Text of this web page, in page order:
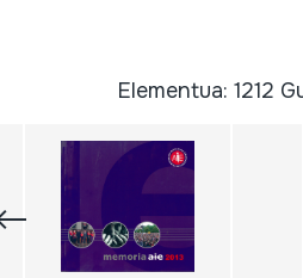
Elementua: 1212